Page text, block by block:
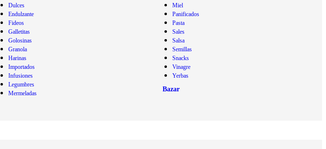
Dulces
Endulzante
Fideos
Galletitas
Golosinas
Granola
Harinas
Importados
Infusiones
Legumbres
Mermeladas
Miel
Panificados
Pasta
Sales
Salsa
Semillas
Snacks
Vinagre
Yerbas
Bazar